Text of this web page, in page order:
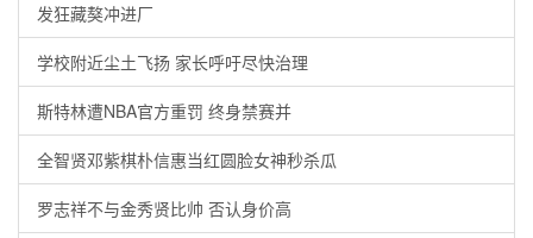
发狂藏獒冲进厂
学校附近尘土飞扬 家长呼吁尽快治理
斯特林遭NBA官方重罚 终身禁赛并
全智贤邓紫棋朴信惠当红圆脸女神秒杀瓜
罗志祥不与金秀贤比帅 否认身价高